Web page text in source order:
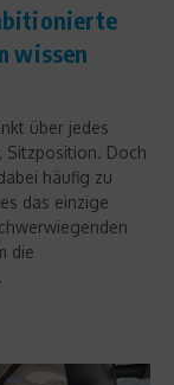
wissen
über jedes
Sitzposition. Doch
häufig zu
das einzige
die